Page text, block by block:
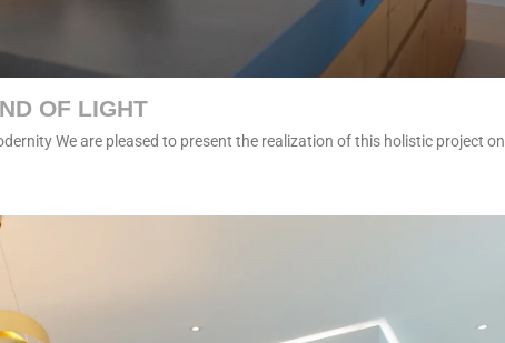
OF LIGHT
We are pleased to present the realization of this holistic project on